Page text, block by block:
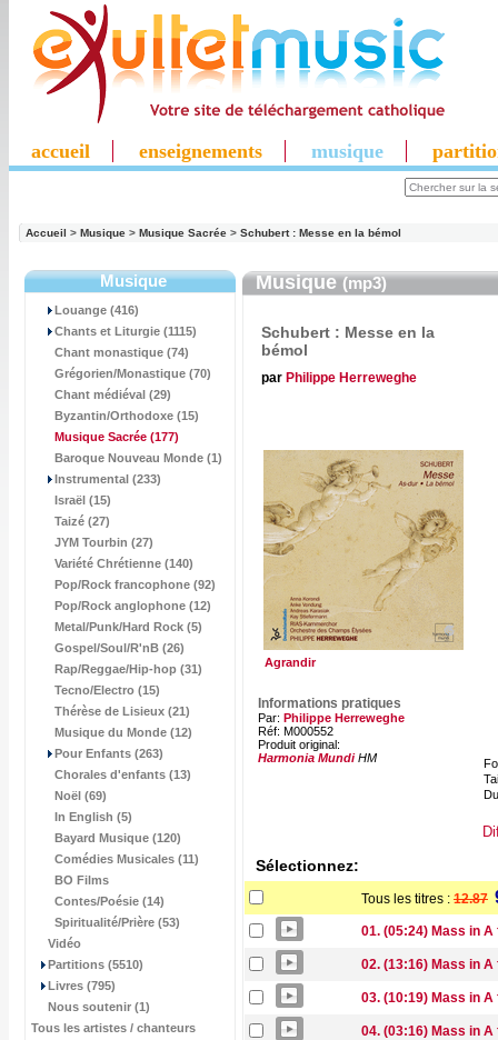
accueil enseignements musique
Accueil > Musique > Musique Sacrée > Schubert : Messe en la bémol
Musique
Louange (416)
Chants et Liturgie (1115)
Chant monastique (74)
Grégorien/Monastique (70)
Chant médiéval (29)
Byzantin/Orthodoxe (15)
Musique Sacrée (177)
Baroque Nouveau Monde (1)
Instrumental (233)
Israël (15)
Taizé (27)
JYM Tourbin (27)
Variété Chrétienne (140)
Pop/Rock francophone (92)
Pop/Rock anglophone (12)
Metal/Punk/Hard Rock (5)
Gospel/Soul/R'nB (26)
Rap/Reggae/Hip-hop (31)
Tecno/Electro (15)
Thérèse de Lisieux (21)
Musique du Monde (12)
Pour Enfants (263)
Chorales d'enfants (13)
Noël (69)
In English (5)
Bayard Musique (120)
Comédies Musicales (11)
BO Films
Contes/Poésie (14)
Spiritualité/Prière (53)
Vidéo
Partitions (5510)
Livres (795)
Nous soutenir (1)
Tous les artistes / chanteurs
Musique(mp3)
Schubert : Messe en la
bémol
par Philippe Herreweghe
Agrandir
Informations pratiques
Par: Philippe Herreweghe
Réf: M000552
Produit original:
Harmonia MundiHM
Sélectionnez:
Tous les titres : 12.87
01. (05:24) Mass in
02. (13:16) Mass in A
03. (10:19) Mass in A
04. (03:16) Mass in A